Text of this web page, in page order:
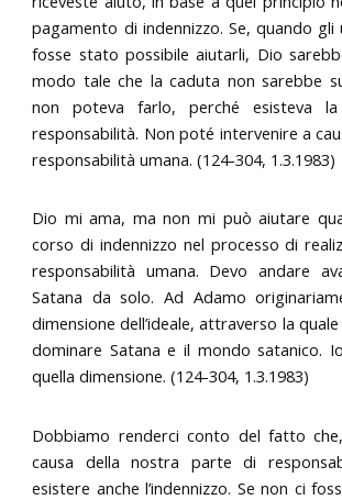
pagamento di indennizzo. Se, quando gli
fosse stato possibile aiutarli, Dio
modo tale che la caduta non sarebbe
non poteva farlo, perché esisteva
responsabilità. Non poté intervenire a
responsabilità umana. (124-304, 1.3.1983)
Dio mi ama, ma non mi può aiutare
corso di indennizzo nel processo di
responsabilità umana. Devo andare
Satana da solo. Ad Adamo
dimensione dell’ideale, attraverso la
dominare Satana e il mondo satanico.
quella dimensione. (124-304, 1.3.1983)
Dobbiamo renderci conto del fatto
causa della nostra parte di
esistere anche l’indennizzo. Se non ci